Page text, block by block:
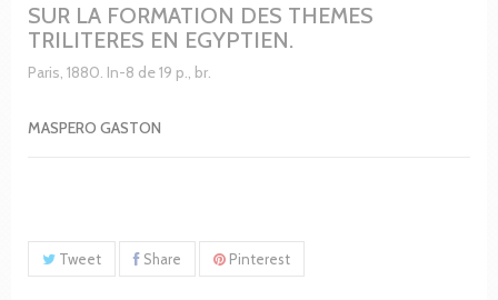
SUR LA FORMATION DES THEMES
TRILITERES EN EGYPTIEN.
Paris, 1880. In-8 de 19 p., br.
MASPERO GASTON
Tweet Share Pinterest